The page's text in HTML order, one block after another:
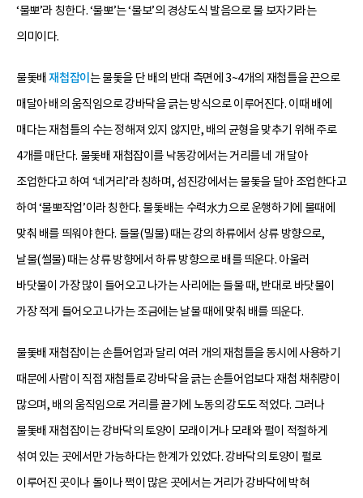
‘물뽀’라 칭한다. ‘물뽀’는 ‘물보’의 경상도식 발음으로 물 보자기라는
의미이다.
물돛배재첩잡이 는 물돛을 단 배의 반대 측면에 3~4개의 재첩틀을 끈으로
매달아 배의 움직임으로 강바닥을 긁는 방식으로 이루어진다. 이때 배에
매다는 재첩틀의 수는 정해져 있지 않지만, 배의 균형을 맞추기 위해 주로
4개를 매단다. 물돛배 재첩잡이를 낙동강에서는 거리를 네 개 달아
조업한다고 하여 ‘네거리’라 칭하며, 섬진강에서는 물돛을 달아 조업한다고
하여 ‘물뽀작업’이라 칭한다. 물돛배는 수력水力으로 운행하기에 물때에
맞춰 배를 띄워야 한다. 들물(밀물) 때는 강의 하류에서 상류 방향으로,
날물(썰물) 때는 상류 방향에서 하류 방향으로 배를 띄운다. 아울러
바닷물이 가장 많이 들어오고 나가는 사리에는 들물 때, 반대로 바닷물이
가장 적게 들어오고 나가는 조금에는 날물 때에 맞춰 배를 띄운다.
물돛배 재첩잡이는 손틀어업과 달리 여러 개의 재첩틀을 동시에 사용하기
때문에 사람이 직접 재첩틀로 강바닥을 긁는 손틀어업보다 재첩 채취량이
많으며, 배의 움직임으로 거리를 끌기에 노동의 강도도 적었다. 그러나
물돛배 재첩잡이는 강바닥의 토양이 모래이거나 모래와 펄이 적절하게
섞여 있는 곳에서만 가능하다는 한계가 있었다. 강바닥의 토양이 펄로
이루어진 곳이나 돌이나 쩍이 많은 곳에서는 거리가 강바닥에 박혀